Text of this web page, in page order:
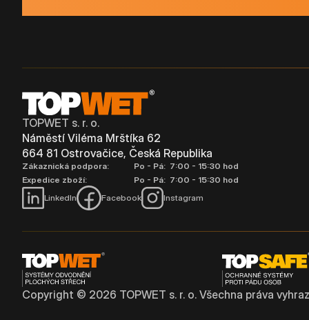
TOPWET s. r. o.
Náměstí Viléma Mrštíka 62
664 81 Ostrovačice, Česká Republika
Zákaznická podpora:
Po - Pá: 7:00 - 15:30 hod
Expedice zboží:
Po - Pá: 7:00 - 15:30 hod
LinkedIn
Facebook Instagram
Copyright © 2026 TOPWET s. r. o. Všechna práva